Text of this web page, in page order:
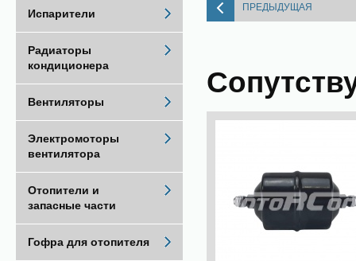
ПРЕДЫДУЩАЯ
Испарители
Радиаторы
кондиционера
Вентиляторы
Электромоторы
вентилятора
Отопители и
запасные части
Гофра для отопителя